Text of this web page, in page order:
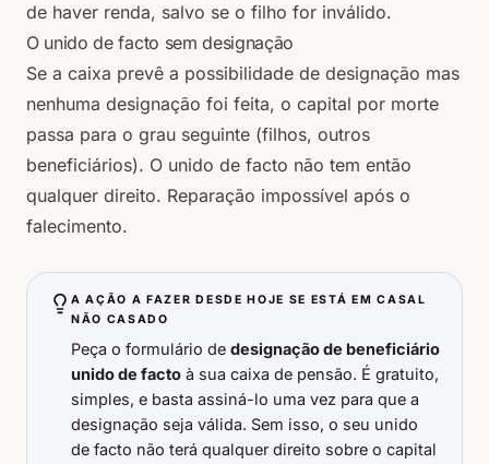
de haver renda, salvo se o filho for inválido.
O unido de facto sem designação
Se a caixa prevê a possibilidade de designação mas
nenhuma designação foi feita, o capital por morte
passa para o grau seguinte (filhos, outros
beneficiários). O unido de facto não tem então
qualquer direito. Reparação impossível após o
falecimento.
A AÇÃO A FAZER DESDE HOJE SE ESTÁ EM CASAL
NÃO CASADO
Peça o formulário de designação de beneficiário
unido de facto à sua caixa de pensão. É gratuito,
simples, e basta assiná-lo uma vez para que a
designação seja válida. Sem isso, o seu unido
de facto não terá qualquer direito sobre o capital